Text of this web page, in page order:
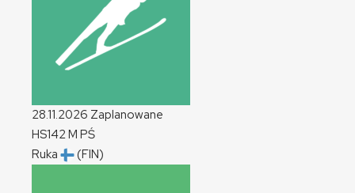
28.11.2026 Zaplanowane
HS142M PŚ
Ruka
(FIN)